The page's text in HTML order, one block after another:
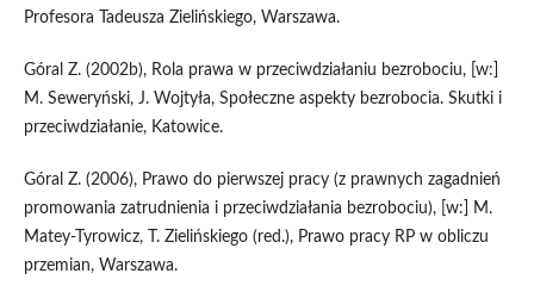
Profesora Tadeusza Zielińskiego, Warszawa.
Góral Z. (2002b), Rola prawa w przeciwdziałaniu bezrobociu, [w:]
M. Seweryński, J. Wojtyła, Społeczne aspekty bezrobocia. Skutki i
przeciwdziałanie, Katowice.
Góral Z. (2006), Prawo do pierwszej pracy (z prawnych zagadnień
promowania zatrudnienia i przeciwdziałania bezrobociu), [w:] M.
Matey-Tyrowicz, T. Zielińskiego (red.), Prawo pracy RP w obliczu
przemian, Warszawa.